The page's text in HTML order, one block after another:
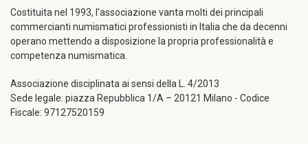
Costituita nel 1993, l'associazione vanta molti dei principali
commercianti numismatici professionisti in Italia che da decenni
operano mettendo a disposizione la propria professionalità e
competenza numismatica.
Associazione disciplinata ai sensi della L. 4/2013
Sede legale: piazza Repubblica 1/A – 20121 Milano - Codice
Fiscale: 97127520159